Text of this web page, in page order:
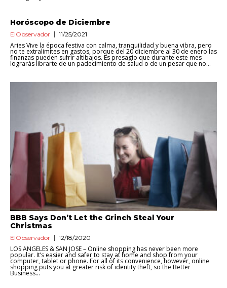
Horóscopo de Diciembre
ElObservador 11/25/2021
Aries Vive la época festiva con calma, tranquilidad y buena vibra, pero
no te extralimites en gastos, porque del 20 diciembre al 30 de enero las
finanzas pueden sufrir altibajos. Es presagio que durante este mes
lograrás librarte de un padecimiento de salud o de un pesar que no...
BBB Says Don’t Let the Grinch Steal Your
Christmas
ElObservador 12/18/2020
LOS ANGELES & SAN JOSE – Online shopping has never been more
popular. It’s easier and safer to stay at home and shop from your
computer, tablet or phone. For all of its convenience, however, online
shopping puts you at greater risk of identity theft, so the Better
Business...